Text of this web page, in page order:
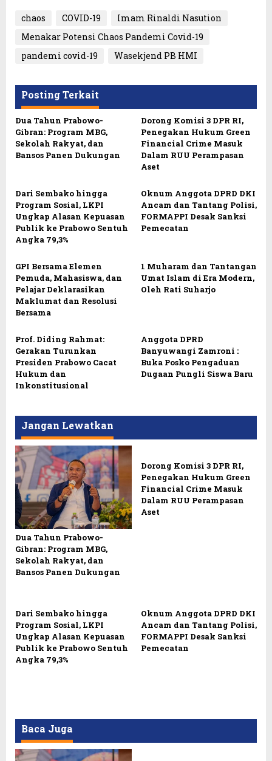
chaos COVID-19
Imam Rinaldi Nasution
Menakar Potensi Chaos Pandemi Covid-19
pandemi covid-19
Wasekjend PB HMI
Posting Terkait
Dua Tahun Prabowo-
Gibran: Program MBG,
Sekolah Rakyat, dan
Bansos Panen Dukungan
Dorong Komisi 3 DPR RI,
Penegakan Hukum Green
Financial Crime Masuk
Dalam RUU Perampasan
Aset
Dari Sembako hingga
Program Sosial, LKPI
Ungkap Alasan Kepuasan
Publik ke Prabowo Sentuh
Angka 79,3%
Oknum Anggota DPRD DKI
Ancam dan Tantang Polisi,
FORMAPPI Desak Sanksi
Pemecatan
GPI Bersama Elemen
Pemuda, Mahasiswa, dan
Pelajar Deklarasikan
Maklumat dan Resolusi
Bersama
1 Muharam dan Tantangan
Umat Islam di Era Modern,
Oleh Rati Suharjo
Prof. Diding Rahmat:
Gerakan Turunkan
Presiden Prabowo Cacat
Hukum dan
Inkonstitusional
Anggota DPRD
Banyuwangi Zamroni :
Buka Posko Pengaduan
Dugaan Pungli Siswa Baru
Jangan Lewatkan
Dua Tahun Prabowo-
Gibran: Program MBG,
Sekolah Rakyat, dan
Bansos Panen Dukungan
Dorong Komisi 3 DPR RI,
Penegakan Hukum Green
Financial Crime Masuk
Dalam RUU Perampasan
Aset
Dari Sembako hingga
Program Sosial, LKPI
Ungkap Alasan Kepuasan
Publik ke Prabowo Sentuh
Angka 79,3%
Oknum Anggota DPRD DKI
Ancam dan Tantang Polisi,
FORMAPPI Desak Sanksi
Pemecatan
Baca Juga